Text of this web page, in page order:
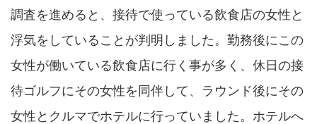
調査を進めると、接待で使っている飲食店の女性と
浮気をしていることが判明しました。勤務後にこの
女性が働いている飲食店に行く事が多く、休日の接
待ゴルフにその女性を同伴して、ラウンド後にその
女性とクルマでホテルに行っていました。ホテルへ